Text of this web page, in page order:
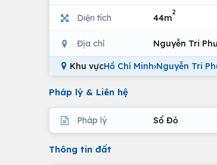
Diện tích 44m
2
Địa chỉ Nguyễn Tri
Khu vựcHồ Chí Minh›Nguyễn Tri
Pháp lý & Liên hệ
Pháp lý Sổ Đỏ
Thông tin đất